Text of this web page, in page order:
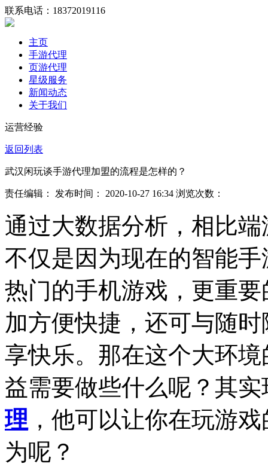
联系电话： 18372019116
主页
手游代理
页游代理
星级服务
新闻动态
关于我们
运营经验
返回列表
武汉闲玩谈手游代理加盟的流程是怎样的？
责任编辑： 发布时间： 2020-10-27 16:34 浏览次数：
通过大数据分析，相比
不仅是因为现在的智能
热门的手机游戏，更重
加方便快捷，还可与随
享快乐。那在这个大环
益需要做些什么呢？其
理 ，他可以让你在玩游
为呢？